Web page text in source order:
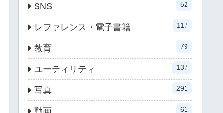
SNS 52
レファレンス・電子書籍 117
教育 79
ユーティリティ 137
写真 291
61